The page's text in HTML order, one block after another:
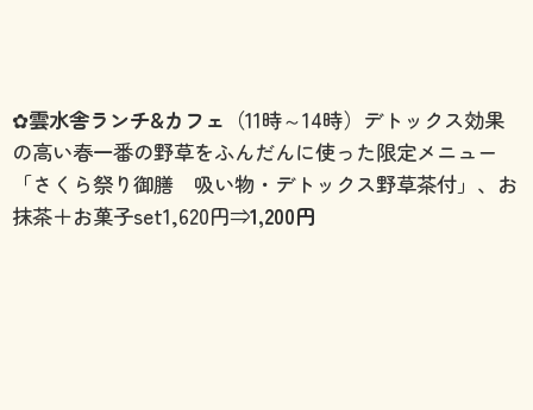
✿雲水舎ランチ&カフェ （11時～14時）デトックス効果
の高い春一番の野草をふんだんに使った限定メニュー
「さくら祭り御膳 吸い物・デトックス野草茶付」、お
抹茶＋お菓子set1,620円⇒1,200円